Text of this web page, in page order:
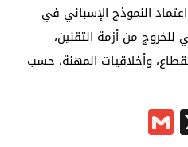
النموذج الإسباني في
للخروج من أزمة التقنين،
وأخلاقيات المهنة، حسب
X